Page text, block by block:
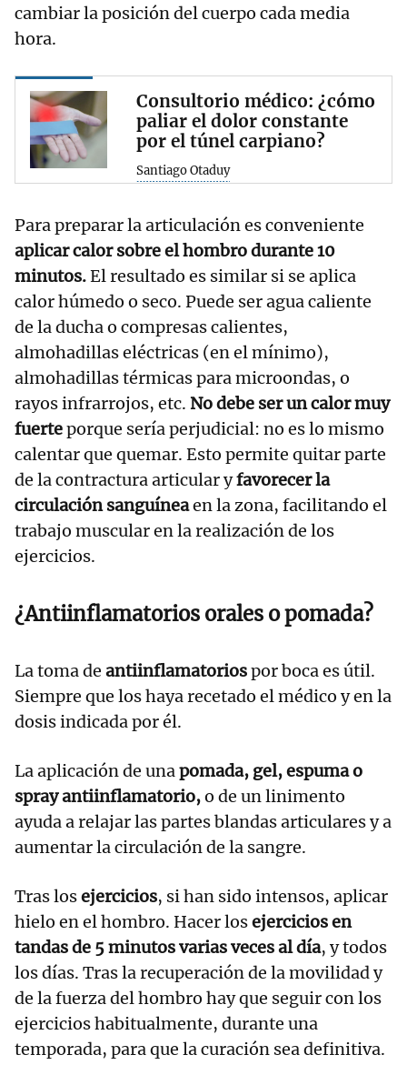
cambiar la posición del cuerpo cada media
hora.
Consultorio médico: ¿cómo
paliar el dolor constante
por el túnel carpiano?
Santiago Otaduy
Para preparar la articulación es conveniente
aplicar calor sobre el hombro durante 10
minutos.El resultado es similar si se aplica
calor húmedo o seco. Puede ser agua caliente
de la ducha o compresas calientes,
almohadillas eléctricas (en el mínimo),
almohadillas térmicas para microondas, o
rayos infrarrojos, etc. No debe ser un calor muy
fuerteporque sería perjudicial: no es lo mismo
calentar que quemar. Esto permite quitar parte
de la contractura articular yfavorecer la
circulación sanguíneaen la zona, facilitando el
trabajo muscular en la realización de los
ejercicios.
¿Antiinflamatorios orales o pomada?
La toma de antiinflamatoriospor boca es útil.
Siempre que los haya recetado el médico y en la
dosis indicada por él.
La aplicación de unapomada, gel, espuma o
spray antiinflamatorio,o de un linimento
ayuda a relajar las partes blandas articulares y a
aumentar la circulación de la sangre.
Tras losejercicios, si han sido intensos, aplicar
hielo en el hombro. Hacer losejercicios en
tandas de 5 minutos varias veces al día, y todos
los días. Tras la recuperación de la movilidad y
de la fuerza del hombro hay que seguir con los
ejercicios habitualmente, durante una
temporada, para que la curación sea definitiva.